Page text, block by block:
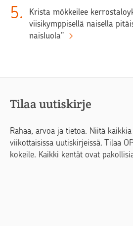
5.
Krista mökkeilee
viisikymppisellä naisella
naisluola”
Tilaa uutiskirje
Rahaa, arvoa ja tietoa. Niitä
viikottaisissa uutiskirjeissä. Tilaa
kokeile. Kaikki kentät ovat